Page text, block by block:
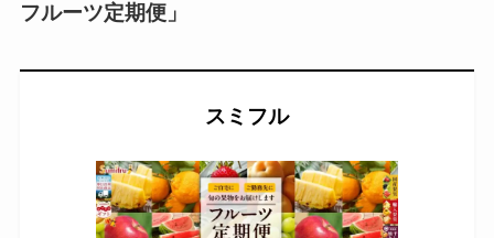
フルーツ定期便」
スミフル